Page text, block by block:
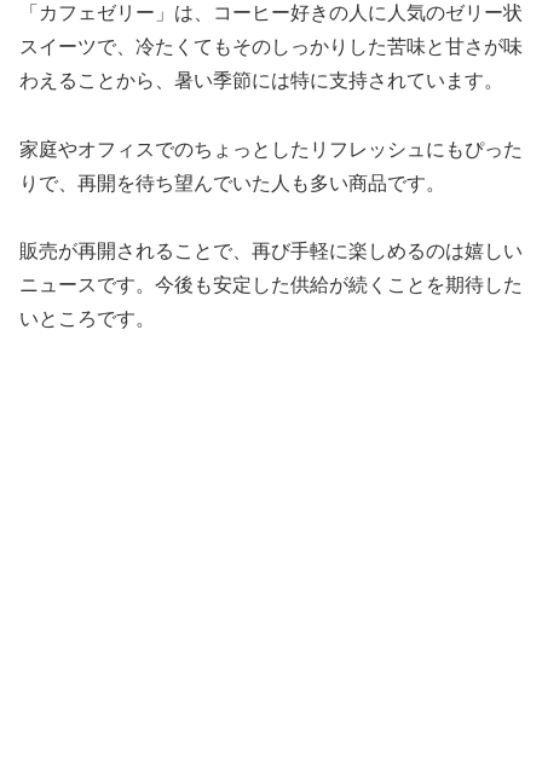
「カフェゼリー」は、コーヒー好きの人に人気のゼリー状
スイーツで、冷たくてもそのしっかりした苦味と甘さが味
わえることから、暑い季節には特に支持されています。
家庭やオフィスでのちょっとしたリフレッシュにもぴった
りで、再開を待ち望んでいた人も多い商品です。
販売が再開されることで、再び手軽に楽しめるのは嬉しい
ニュースです。今後も安定した供給が続くことを期待した
いところです。